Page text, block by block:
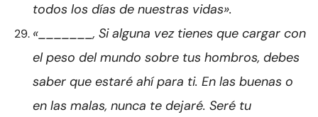
todos los días de nuestras vidas».
«_______, Si alguna vez tienes que cargar con
el peso del mundo sobre tus hombros, debes
saber que estaré ahí para ti. En las buenas o
en las malas, nunca te dejaré. Seré tu